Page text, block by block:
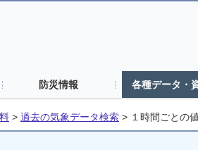
防災情報 各種データ・
> 過去の気象データ検索 > １時間ごとの